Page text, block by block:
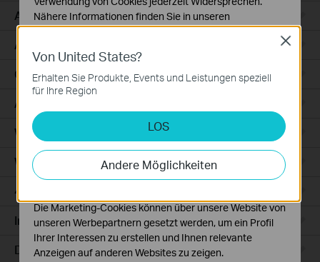
Access
Access Pro
GPON
Agile
Wired Gateways
WiFi Gateways
4G/5G WiFi Gateways
Integrated Gateways
DSL Gateways
Von United States?
Erhalten Sie Produkte, Events und Leistungen speziell
für Ihre Region
LOS
Andere Möglichkeiten
Close
Nähere Informationen finden Sie in unseren
Datenschutzhinweisen.
Notwendige Cookies
Diese Cookies sind zur Funktion der Website
erforderlich und können in Ihren Systemen nicht
Analyse- und Marketing-Cookies
Analyse-Cookies ermöglichen es uns, Ihre Aktivitäten
auf unserer Website zu analysieren, um die
Funktionsweise unserer Website zu verbessern und
Die Marketing-Cookies können über unsere Website von
unseren Werbepartnern gesetzt werden, um ein Profil
Ihrer Interessen zu erstellen und Ihnen relevante
Anzeigen auf anderen Websites zu zeigen.